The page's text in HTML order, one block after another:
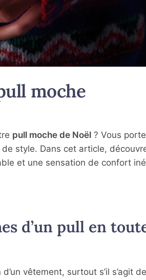
moche
pull moche de Noël ? Vous
style. Dans cet article,
et une sensation de confort
d’un pull en
vêtement, surtout s’il s’agit